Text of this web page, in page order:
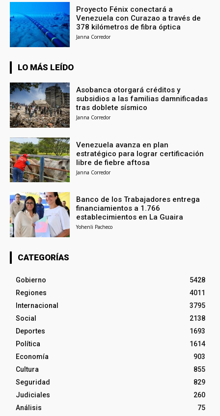
Proyecto Fénix conectará a
Venezuela con Curazao a través de
378 kilómetros de fibra óptica
Janna Corredor
LO MÁS LEÍDO
Asobanca otorgará créditos y
subsidios a las familias damnificadas
tras doblete sísmico
Janna Corredor
Venezuela avanza en plan
estratégico para lograr certificación
libre de fiebre aftosa
Janna Corredor
Banco de los Trabajadores entrega
financiamientos a 1.766
establecimientos en La Guaira
Yohenli Pacheco
CATEGORÍAS
Gobierno
5428
Regiones
4011
Internacional
3795
Social
2138
Deportes
1693
Política
1614
Economía
903
Cultura
855
Seguridad
829
Judiciales
260
Análisis
75